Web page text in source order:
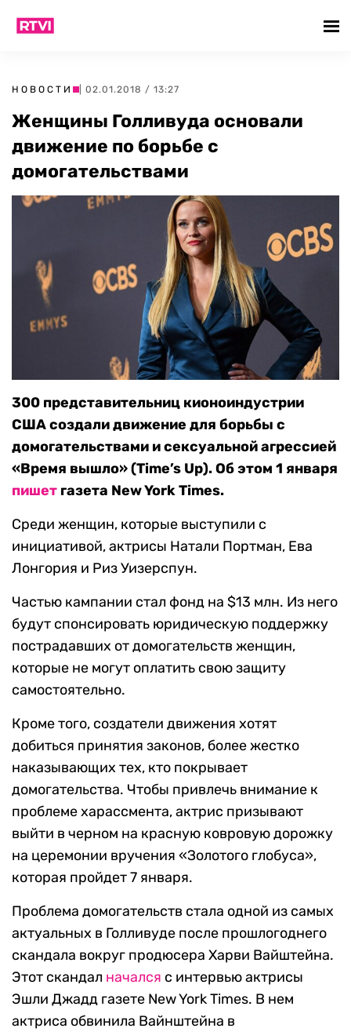
НОВОСТИ | 02.01.2018 / 13:27
Женщины Голливуда основали
движение по борьбе с
домогательствами
300 представительниц кионоиндустрии
США создали движение для борьбы с
домогательствами и сексуальной агрессией
«Время вышло» (Time’s Up). Об этом 1 января
пишет газета New York Times.
Среди женщин, которые выступили с
инициативой, актрисы Натали Портман, Ева
Лонгория и Риз Уизерспун.
Частью кампании стал фонд на $13 млн. Из него
будут спонсировать юридическую поддержку
пострадавших от домогательств женщин,
которые не могут оплатить свою защиту
самостоятельно.
Кроме того, создатели движения хотят
добиться принятия законов, более жестко
наказывающих тех, кто покрывает
домогательства. Чтобы привлечь внимание к
проблеме харассмента, актрис призывают
выйти в черном на красную ковровую дорожку
на церемонии вручения «Золотого глобуса»,
которая пройдет 7 января.
Проблема домогательств стала одной из самых
актуальных в Голливуде после прошлогоднего
скандала вокруг продюсера Харви Вайштейна.
Этот скандал начался с интервью актрисы
Эшли Джадд газете New York Times. В нем
актриса обвинила Вайнштейна в